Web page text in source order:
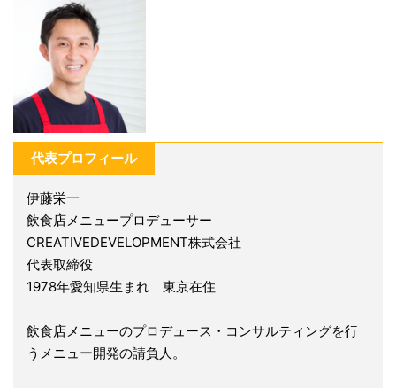
代表プロフィール
伊藤栄一
飲食店メニュープロデューサー
CREATIVEDEVELOPMENT株式会社
代表取締役
1978年愛知県生まれ 東京在住
飲食店メニューのプロデュース・コンサルティングを行
うメニュー開発の請負人。